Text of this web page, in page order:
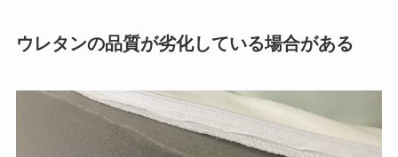
ウレタンの品質が劣化している場合がある